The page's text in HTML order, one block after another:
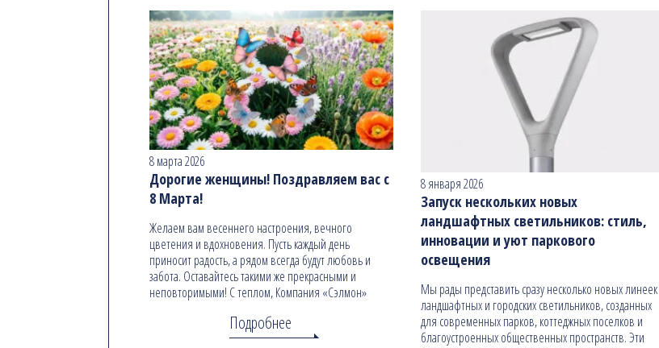
8 марта 2026
Дорогие женщины! Поздравляем вас с
8 Марта!
Желаем вам весеннего настроения, вечного
цветения и вдохновения. Пусть каждый день
приносит радость, а рядом всегда будут любовь и
забота. Оставайтесь такими же прекрасными и
неповторимыми! С теплом, Компания «Сэлмон»
Подробнее
8 января 2026
Запуск нескольких новых
ландшафтных светильников: стиль,
инновации и уют паркового
освещения
Мы рады представить сразу несколько новых линеек
ландшафтных и городских светильников, созданных
для современных парков, коттеджных поселков и
благоустроенных общественных пространств. Эти